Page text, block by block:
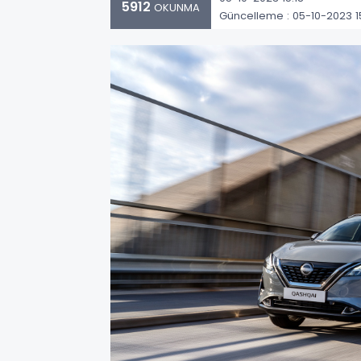
5912 OKUNMA
Güncelleme : 05-10-2023